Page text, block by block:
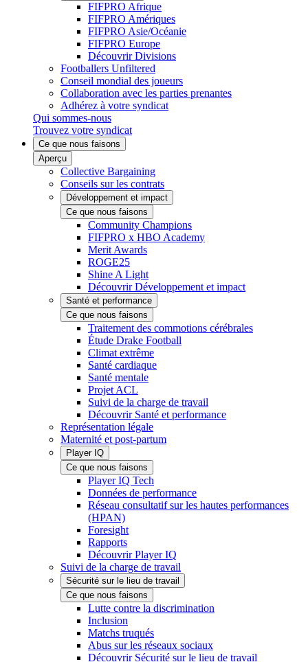
FIFPRO Afrique
FIFPRO Amériques
FIFPRO Asie/Océanie
FIFPRO Europe
Découvrir Divisions
Footballers Unfiltered
Conseil mondial des joueurs
Collaboration avec les parties prenantes
Adhérez à votre syndicat
Qui sommes-nous
Trouvez votre syndicat
Ce que nous faisons
Aperçu
Collective Bargaining
Conseils sur les contrats
Développement et impact
Ce que nous faisons
Community Champions
FIFPRO x HBO Academy
Merit Awards
ROGE25
Shine A Light
Découvrir Développement et impact
Santé et performance
Ce que nous faisons
Traitement des commotions cérébrales
Étude Drake Football
Climat extrême
Santé cardiaque
Santé mentale
Projet ACL
Suivi de la charge de travail
Découvrir Santé et performance
Représentation légale
Maternité et post-partum
Player IQ
Ce que nous faisons
Player IQ Tech
Données de performance
Réseau consultatif sur les hautes performances
(HPAN)
Foresight
Rapports
Découvrir Player IQ
Suivi de la charge de travail
Sécurité sur le lieu de travail
Ce que nous faisons
Lutte contre la discrimination
Inclusion
Matchs truqués
Abus sur les réseaux sociaux
Découvrir Sécurité sur le lieu de travail